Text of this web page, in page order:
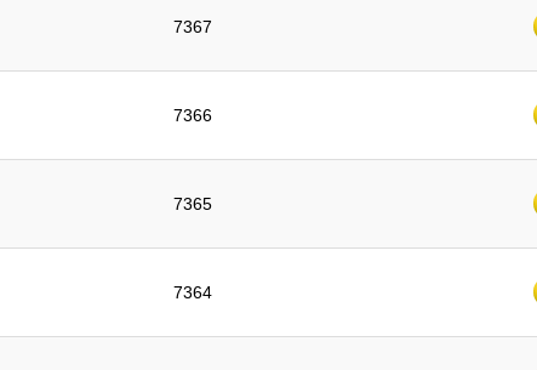
7367
7366
7365
7364